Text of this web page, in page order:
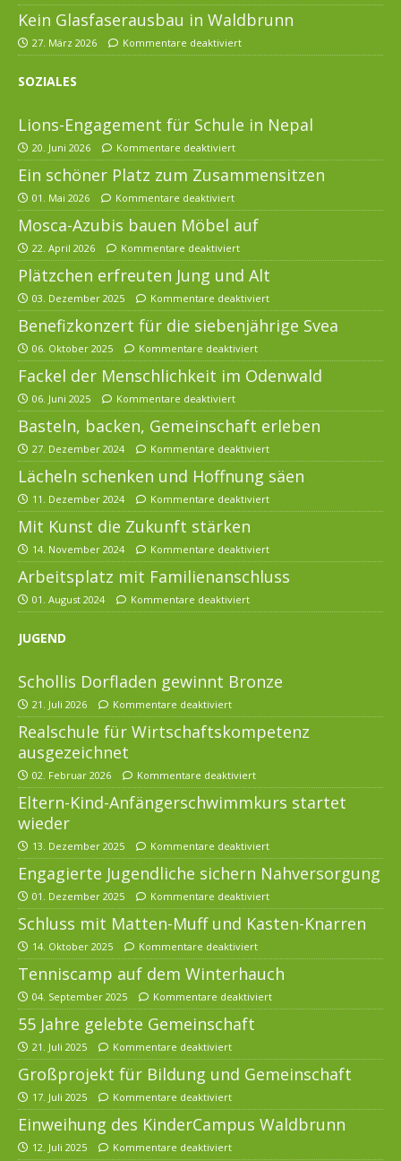
Kein Glasfaserausbau in Waldbrunn
27. März 2026 Kommentare deaktiviert
SOZIALES
Lions-Engagement für Schule in Nepal
20. Juni 2026 Kommentare deaktiviert
Ein schöner Platz zum Zusammensitzen
01. Mai 2026 Kommentare deaktiviert
Mosca-Azubis bauen Möbel auf
22. April 2026 Kommentare deaktiviert
Plätzchen erfreuten Jung und Alt
03. Dezember 2025 Kommentare deaktiviert
Benefizkonzert für die siebenjährige Svea
06. Oktober 2025 Kommentare deaktiviert
Fackel der Menschlichkeit im Odenwald
06. Juni 2025 Kommentare deaktiviert
Basteln, backen, Gemeinschaft erleben
27. Dezember 2024 Kommentare deaktiviert
Lächeln schenken und Hoffnung säen
11. Dezember 2024 Kommentare deaktiviert
Mit Kunst die Zukunft stärken
14. November 2024 Kommentare deaktiviert
Arbeitsplatz mit Familienanschluss
01. August 2024 Kommentare deaktiviert
JUGEND
Schollis Dorfladen gewinnt Bronze
21. Juli 2026 Kommentare deaktiviert
Realschule für Wirtschaftskompetenz
ausgezeichnet
02. Februar 2026 Kommentare deaktiviert
Eltern-Kind-Anfängerschwimmkurs startet
wieder
13. Dezember 2025 Kommentare deaktiviert
Engagierte Jugendliche sichern Nahversorgung
01. Dezember 2025 Kommentare deaktiviert
Schluss mit Matten-Muff und Kasten-Knarren
14. Oktober 2025 Kommentare deaktiviert
Tenniscamp auf dem Winterhauch
04. September 2025 Kommentare deaktiviert
55 Jahre gelebte Gemeinschaft
21. Juli 2025 Kommentare deaktiviert
Großprojekt für Bildung und Gemeinschaft
17. Juli 2025 Kommentare deaktiviert
Einweihung des KinderCampus Waldbrunn
12. Juli 2025 Kommentare deaktiviert